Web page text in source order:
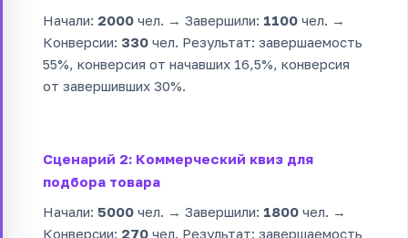
Начали: 2000 чел. → Завершили: 1100 чел. →
Конверсии: 330 чел. Результат: завершаемость
55%, конверсия от начавших 16,5%, конверсия
от завершивших 30%.
Сценарий 2: Коммерческий квиз для
подбора товара
Начали: 5000 чел. → Завершили: 1800 чел. →
Конверсии: 270 чел. Результат: завершаемость